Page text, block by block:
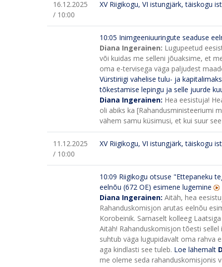
16.12.2025
/ 10:00
XV Riigikogu, VI istungjärk, täiskogu
10:05 Inimgeeniuuringute seaduse
Diana Ingerainen: Lugupeetud
või kuidas me selleni jõuaksime, et
oma e-tervisega väga paljudest
Vürstiriigi vahelise tulu- ja
tõkestamise lepingu ja selle juurde
Diana Ingerainen: Hea eesistuja!
oli abiks ka [Rahandusministeeriumi
vähem samu küsimusi, et kui suur
11.12.2025
/ 10:00
XV Riigikogu, VI istungjärk, täiskogu
10:09 Riigikogu otsuse "Ettepaneku
eelnõu (672 OE) esimene lugemine
Diana Ingerainen: Aitäh, hea
Rahanduskomisjon arutas eelnõu
Korobeinik. Sarnaselt kolleeg
Aitäh! Rahanduskomisjon tõesti
suhtub väga lugupidavalt oma rahva
aga kindlasti see tuleb. Loe lähemalt
me oleme seda rahanduskomisjonis